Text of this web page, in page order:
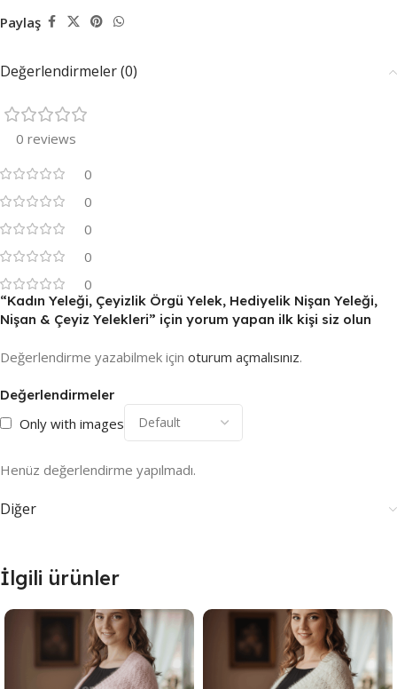
Paylaş
Değerlendirmeler (0)
0 reviews
0
0
0
0
0
Değerlendirmeler
Only with images
Henüz değerlendirme yapılmadı.
“Kadın Yeleği, Çeyizlik Örgü Yelek, Hediyelik Nişan Yeleği,
Nişan & Çeyiz Yelekleri” için yorum yapan ilk kişi siz olun
Değerlendirme yazabilmek için oturum açmalısınız.
Diğer
İlgili ürünler